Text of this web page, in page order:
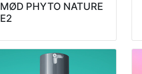
MØD PHYTO NATURE
E2